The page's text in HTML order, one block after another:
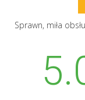
Sprawn, miła